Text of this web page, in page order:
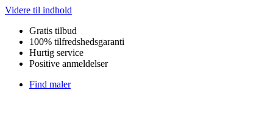
Videre til indhold
Gratis tilbud
100% tilfredshedsgaranti
Hurtig service
Positive anmeldelser
Find maler